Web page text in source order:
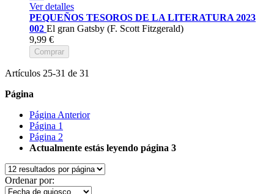
Ver detalles
PEQUEÑOS TESOROS DE LA LITERATURA 2023
002 El gran Gatsby (F. Scott Fitzgerald)
9,99 €
Comprar
Artículos 25-31 de 31
Página
Página Anterior
Página 1
Página 2
Actualmente estás leyendo página 3
Ordenar por: